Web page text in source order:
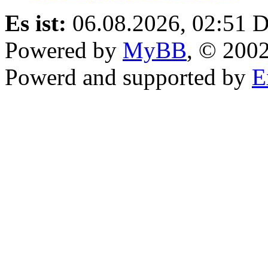
Es ist: 06.08.2026, 02:51
Powered by MyBB, ©
Powerd and supported by